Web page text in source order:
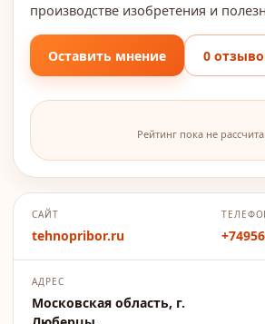
производстве изобретения и
Оставить мнение 0
Рейтинг пока не
САЙТ
tehnopribor.ru
АДРЕС
Московская область, г.